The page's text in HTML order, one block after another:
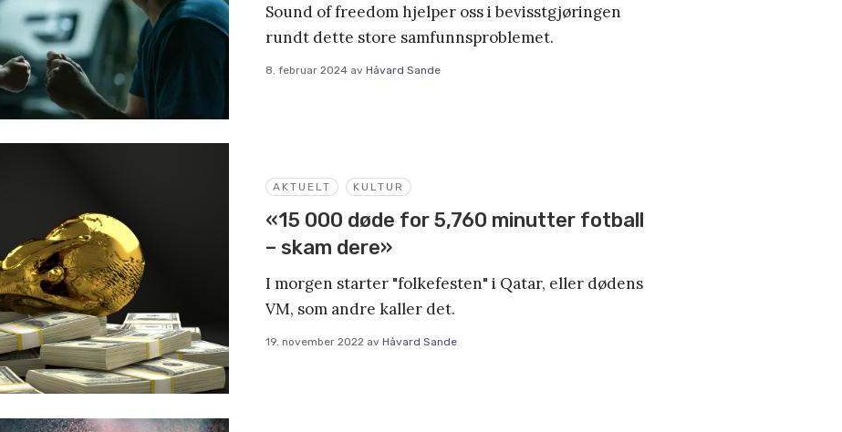
Sound of freedom hjelper oss i bevisstgjøringen
rundt dette store samfunnsproblemet.
8. februar 2024 av Håvard Sande
AKTUELT KULTUR
«15 000 døde for 5,760 minutter fotball
– skam dere»
I morgen starter "folkefesten" i Qatar, eller dødens
VM, som andre kaller det.
19. november 2022 av Håvard Sande